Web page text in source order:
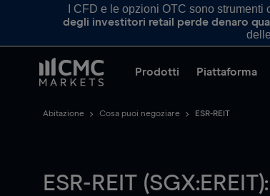
I CFD e le opzioni OTC sono
degli investitori retail perde denaro
Prodotti Piattaforma
Abitazione Cosa puoi negoziare ESR-REIT
ESR-REIT (SGX:EREIT):